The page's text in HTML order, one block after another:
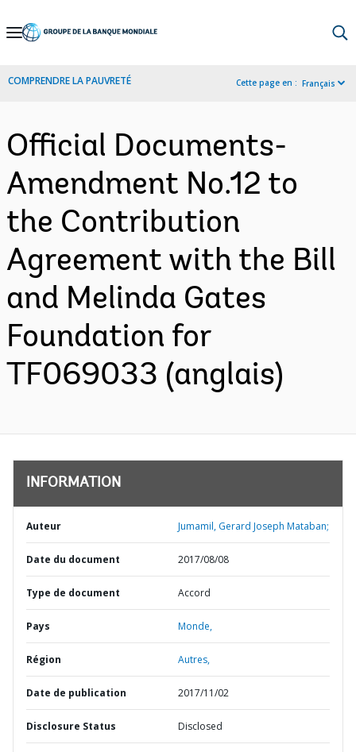
Skip
Navigation
COMPRENDRE LA PAUVRETÉ Cette page en : Français
Official Documents-
Amendment No.12 to
the Contribution
Agreement with the Bill
and Melinda Gates
Foundation for
TF069033 (anglais)
INFORMATION
Auteur Jumamil, Gerard Joseph Mataban;
Date du document 2017/08/08
Type de document Accord
Pays Monde,
Région Autres,
Date de publication 2017/11/02
Disclosure Status Disclosed